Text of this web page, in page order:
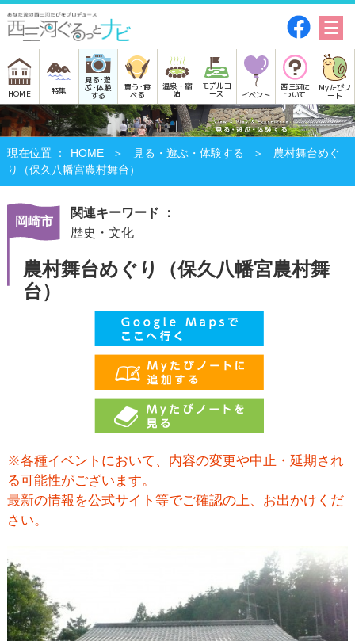
HOME 特集
見る･遊
ぶ･体験
する
買う･食
べる
温泉・宿
泊
モデルコ
ース イベント
西三河に
ついて
Myたびノ
ート
HOME 見る・遊ぶ・体験する
農村舞台めぐ
り（保久八幡宮農村舞台）
岡崎市
関連キーワード ：
歴史・文化
農村舞台めぐり（保久八幡宮農村舞
台）
※各種イベントにおいて、内容の変更や中止・延期され
る可能性がございます。
最新の情報を公式サイト等でご確認の上、お出かけくだ
さい。